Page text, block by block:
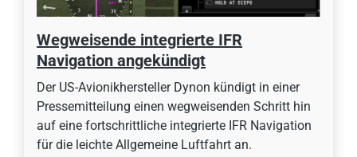
Wegweisende integrierte IFR
Navigation angekündigt
Der US-Avionikhersteller Dynon kündigt in einer
Pressemitteilung einen wegweisenden Schritt hin
auf eine fortschrittliche integrierte IFR Navigation
für die leichte Allgemeine Luftfahrt an.